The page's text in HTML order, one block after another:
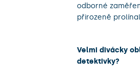
odborné
přirozeně
Velmi divácky
detektivky?